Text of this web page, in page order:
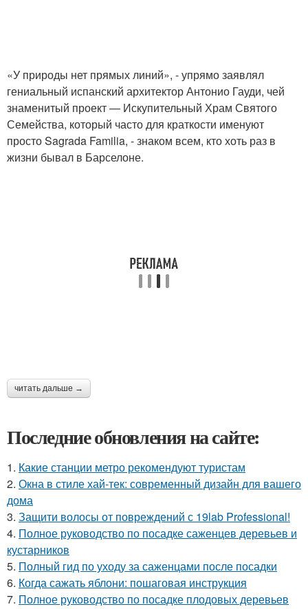
«У природы нет прямых линий», - упрямо заявлял
гениальный испанский архитектор Антонио Гауди, чей
знаменитый проект — Искупительный Храм Святого
Семейства, который часто для краткости именуют
просто Sagrada Familia, - знаком всем, кто хоть раз в
жизни бывал в Барселоне.
читать дальше →
Последние обновления на сайте:
1. Какие станции метро рекомендуют туристам
2. Окна в стиле хай-тек: современный дизайн для вашего
дома
3. Защити волосы от повреждений с 19lab Professional!
4. Полное руководство по посадке саженцев деревьев и
кустарников
5. Полный гид по уходу за саженцами после посадки
6. Когда сажать яблони: пошаговая инструкция
7. Полное руководство по посадке плодовых деревьев